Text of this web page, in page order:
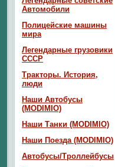
Автомобили
Полицейские машины
мира
Легендарные грузовики
СССР
Тракторы. История,
люди
Наши Автобусы
(MODIMIO)
Наши Танки (MODIMIO)
Наши Поезда (MODIMIO)
Автобусы/Троллейбусы